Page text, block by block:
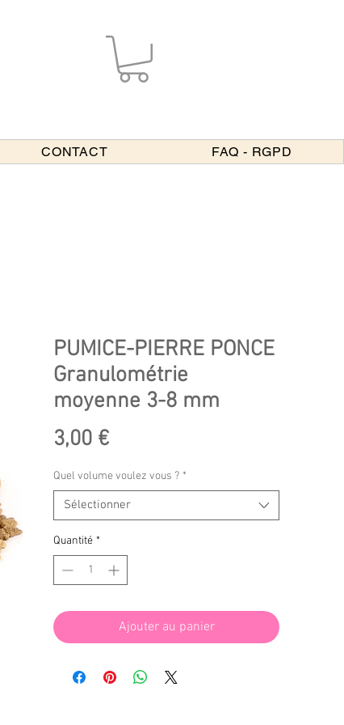
CONTACT FAQ - RGPD
PUMICE-PIERRE PONCE
Granulométrie
moyenne 3-8 mm
3,00 €Prix
Quel volume voulez vous ? *
Sélectionner
Quantité *
Ajouter au panier